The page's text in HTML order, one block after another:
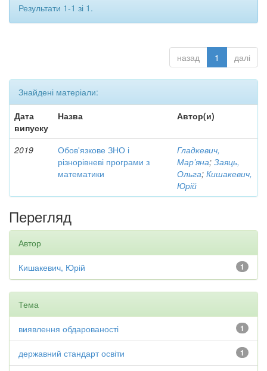
Результати 1-1 зі 1.
назад 1 далі
Знайдені матеріали:
Дата
випуску
Назва Автор(и)
2019
Обов'язкове ЗНО і
різнорівневі програми з
математики
Гладкевич,
Мар’яна; Заяць,
Ольга; Кишакевич,
Юрій
Перегляд
Автор
1
Кишакевич, Юрій
Тема
1
виявлення обдарованості
1
державний стандарт освіти